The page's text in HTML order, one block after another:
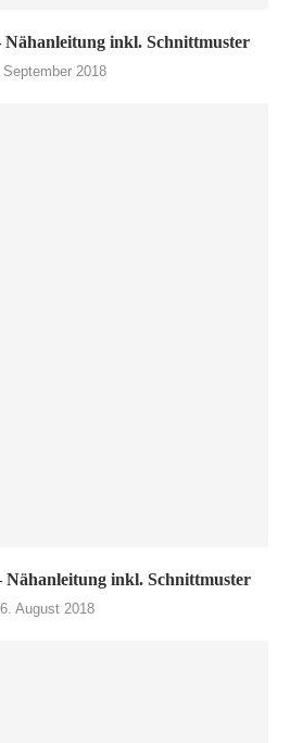
inkl. Schnittmuster
September 2018
Nähanleitung inkl. Schnittmuster
6. August 2018